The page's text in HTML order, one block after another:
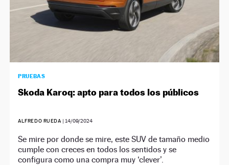
PRUEBAS
Skoda Karoq: apto para todos los públicos
ALFREDO RUEDA | 14/09/2024
Se mire por donde se mire, este SUV de tamaño medio
cumple con creces en todos los sentidos y se
configura como una compra muy ‘clever’.